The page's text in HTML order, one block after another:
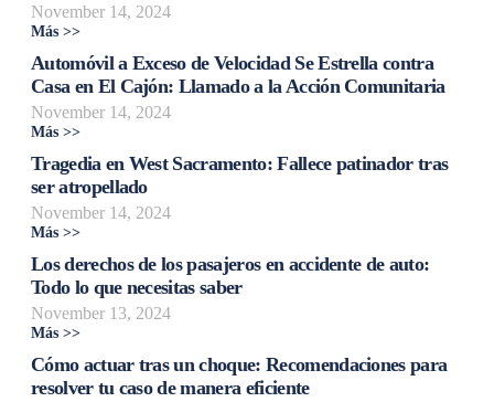
November 14, 2024
Más >>
Automóvil a Exceso de Velocidad Se Estrella contra
Casa en El Cajón: Llamado a la Acción Comunitaria
November 14, 2024
Más >>
Tragedia en West Sacramento: Fallece patinador tras
ser atropellado
November 14, 2024
Más >>
Los derechos de los pasajeros en accidente de auto:
Todo lo que necesitas saber
November 13, 2024
Más >>
Cómo actuar tras un choque: Recomendaciones para
resolver tu caso de manera eficiente